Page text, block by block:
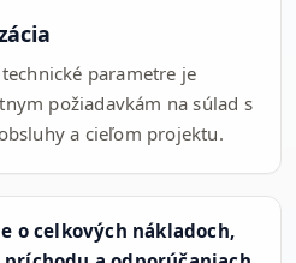
parametre je
požiadavkám na súlad s
a cieľom projektu.
o celkových nákladoch,